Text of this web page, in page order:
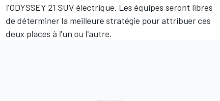
l’ODYSSEY 21 SUV électrique. Les équipes seront libres
de déterminer la meilleure stratégie pour attribuer ces
deux places à l'un ou l'autre.